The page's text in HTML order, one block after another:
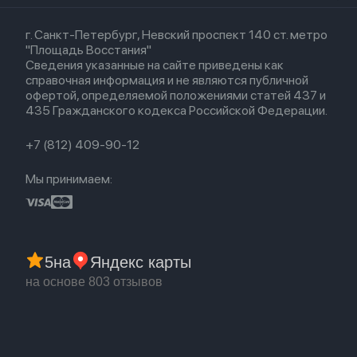
Airpods (1-е)
EarPods
Политика конфиденциальности
Оплата и доставка
Партнерская программа
Гарантия
Обмен и возврат
Бонусы
Новые поступления
Популярное
Акции
г. Санкт-Петербург, Невский проспект 140 ст. метро
"Площадь Восстания"
Сведения указанные на сайте приведены как
справочная информация и не являются публичной
офертой, определяемой положениями статей 437 и
435 Гражданского кодекса Российской Федерации.
+7 (812) 409-90-12
Мы принимаем:
5на Яндекс карты
на основе 803 отзывов